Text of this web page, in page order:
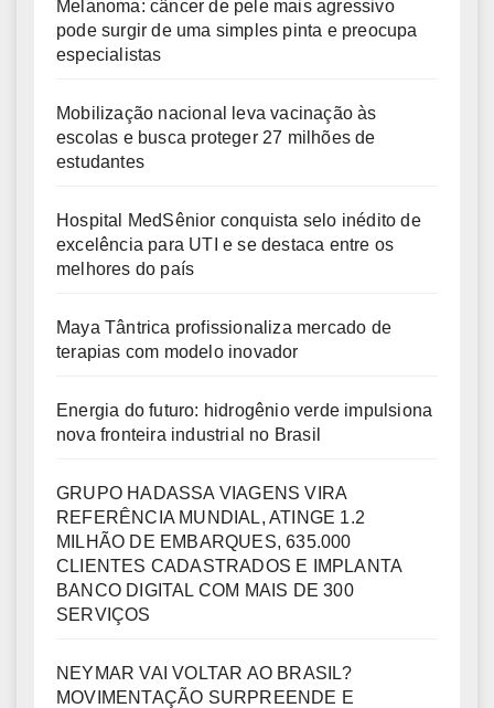
Melanoma: câncer de pele mais agressivo
pode surgir de uma simples pinta e preocupa
especialistas
Mobilização nacional leva vacinação às
escolas e busca proteger 27 milhões de
estudantes
Hospital MedSênior conquista selo inédito de
excelência para UTI e se destaca entre os
melhores do país
Maya Tântrica profissionaliza mercado de
terapias com modelo inovador
Energia do futuro: hidrogênio verde impulsiona
nova fronteira industrial no Brasil
GRUPO HADASSA VIAGENS VIRA
REFERÊNCIA MUNDIAL, ATINGE 1.2
MILHÃO DE EMBARQUES, 635.000
CLIENTES CADASTRADOS E IMPLANTA
BANCO DIGITAL COM MAIS DE 300
SERVIÇOS
NEYMAR VAI VOLTAR AO BRASIL?
MOVIMENTAÇÃO SURPREENDE E